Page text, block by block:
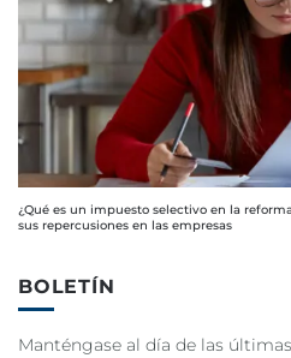
¿Qué es un impuesto selectivo en la
sus repercusiones en las empresas
BOLETÍN
Manténgase al día de las